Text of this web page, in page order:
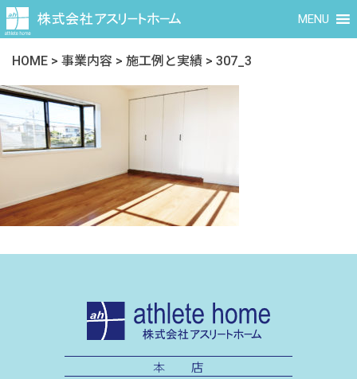
MENU
HOME > 事業内容 > 施工例と実績 > 307_3
本 店